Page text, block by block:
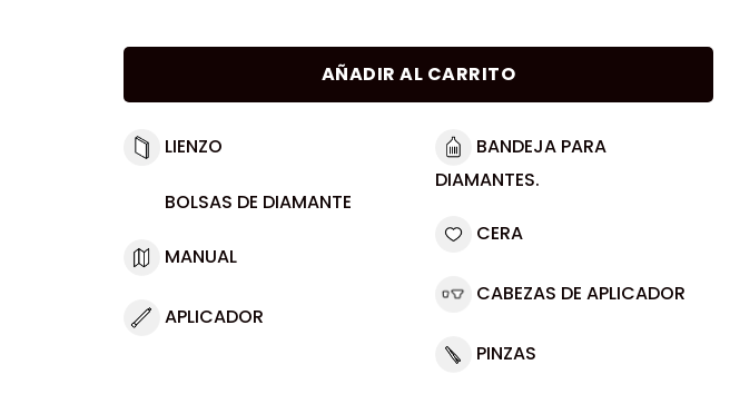
AÑADIR AL CARRITO
LIENZO
BOLSAS DE DIAMANTE
MANUAL
APLICADOR
BANDEJA PARA
DIAMANTES.
CERA
CABEZAS DE APLICADOR
PINZAS